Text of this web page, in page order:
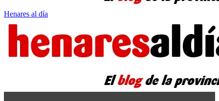
Henares al día